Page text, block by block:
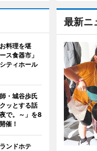
最新ニ
料理を堪
ス食器市」
ティホール
・城谷歩氏
ッとする話
で。～」を8
催！
ンドホテ